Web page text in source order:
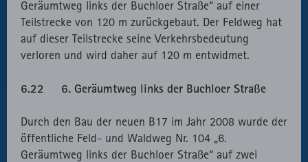
Geräumtweg links der Buchloer Straße“ auf einer
Teilstrecke von 120 m zurückgebaut. Der Feldweg hat
auf dieser Teilstrecke seine Verkehrsbedeutung
verloren und wird daher auf 120 m entwidmet.
6.22 6. Geräumtweg links der Buchloer Straße
Durch den Bau der neuen B17 im Jahr 2008 wurde der
öffentliche Feld- und Waldweg Nr. 104 „6.
Geräumtweg links der Buchloer Straße“ auf zwei